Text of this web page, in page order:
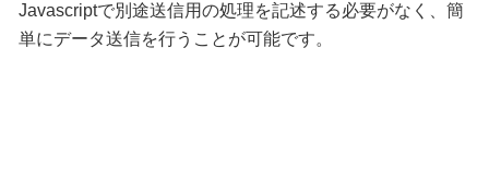
Javascriptで別途送信用の処理を記述する必要がなく、簡
単にデータ送信を行うことが可能です。